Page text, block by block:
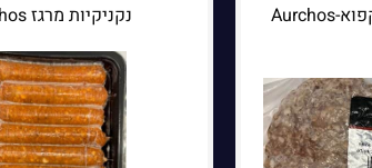
המבוגר בשר פרימיום קפוא-Aurchos
נקניקיות מרגז Aurchos